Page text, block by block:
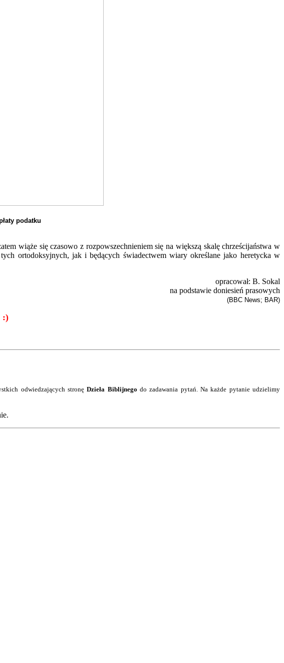
podatku
wiąże się czasowo z rozpowszechnieniem się na większą skalę chrześcijaństwa w
ortodoksyjnych, jak i będących świadectwem wiary określane jako heretycka w
opracował: B. Sokal
na podstawie doniesień prasowych
(BBC News; BAR)
:)
odwiedzających stronęDzieła Biblijnego do zadawania pytań.Na każde pytanieudzielimy